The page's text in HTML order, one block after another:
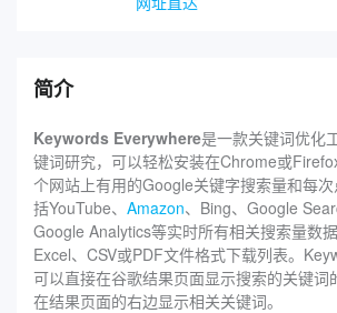
简介
Keywords Everywhere是一款关键词优化
键词研究，可以轻松安装在Chrome或
个网站上有用的Google关键字搜索量和每
括YouTube、 Amazon、Bing、Google
Google Analytics等实时所有相关搜索量数
Excel、CSV或PDF文件格式下载列表。
可以直接在谷歌结果页面显示搜索的关键词
在结果页面的右边显示相关关键词。